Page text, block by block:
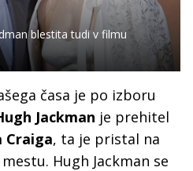
blestita tudi v filmu
časa je po izboru
Jackman je prehitel
Craiga, ta je pristal na
Hugh Jackman se